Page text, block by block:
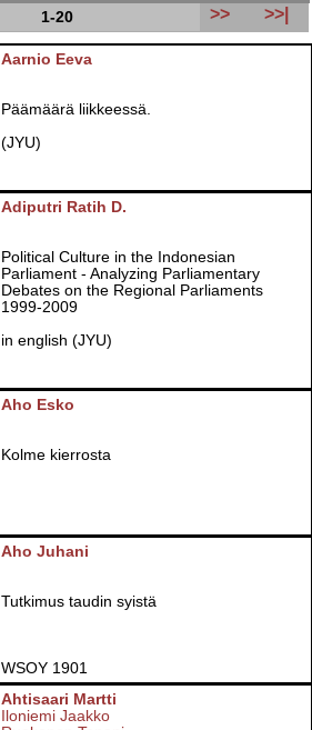
1-20
>> >>|
Aarnio Eeva
Päämäärä liikkeessä.
(JYU)
Adiputri Ratih D.
Political Culture in the Indonesian
Parliament - Analyzing Parliamentary
Debates on the Regional Parliaments
1999-2009
in english (JYU)
Aho Esko
Kolme kierrosta
Aho Juhani
Tutkimus taudin syistä
WSOY 1901
Ahtisaari Martti
Iloniemi Jaakko